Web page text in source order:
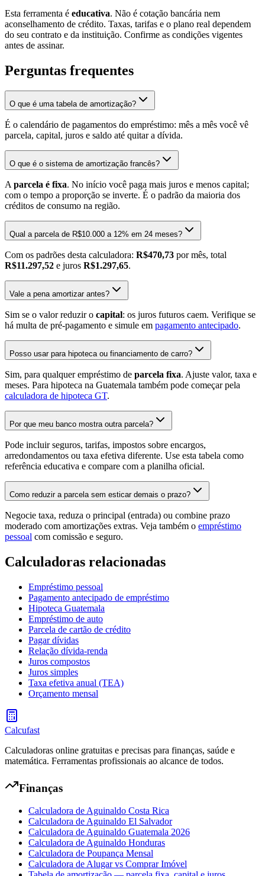
Esta ferramenta é educativa. Não é cotação bancária nem
aconselhamento de crédito. Taxas, tarifas e o plano real dependem
do seu contrato e da instituição. Confirme as condições vigentes
antes de assinar.
Perguntas frequentes
O que é uma tabela de amortização?
É o calendário de pagamentos do empréstimo: mês a mês você vê
parcela, capital, juros e saldo até quitar a dívida.
O que é o sistema de amortização francês?
A parcela é fixa. No início você paga mais juros e menos capital;
com o tempo a proporção se inverte. É o padrão da maioria dos
créditos de consumo na região.
Qual a parcela de R$10.000 a 12% em 24 meses?
Com os padrões desta calculadora: R$470,73 por mês, total
R$11.297,52 e juros R$1.297,65.
Vale a pena amortizar antes?
Sim se o valor reduzir o capital: os juros futuros caem. Verifique se
há multa de pré-pagamento e simule em pagamento antecipado.
Posso usar para hipoteca ou financiamento de carro?
Sim, para qualquer empréstimo de parcela fixa. Ajuste valor, taxa e
meses. Para hipoteca na Guatemala também pode começar pela
calculadora de hipoteca GT.
Por que meu banco mostra outra parcela?
Pode incluir seguros, tarifas, impostos sobre encargos,
arredondamentos ou taxa efetiva diferente. Use esta tabela como
referência educativa e compare com a planilha oficial.
Como reduzir a parcela sem esticar demais o prazo?
Negocie taxa, reduza o principal (entrada) ou combine prazo
moderado com amortizações extras. Veja também o empréstimo
pessoal com comissão e seguro.
Calculadoras relacionadas
Empréstimo pessoal
Pagamento antecipado de empréstimo
Hipoteca Guatemala
Empréstimo de auto
Parcela de cartão de crédito
Pagar dívidas
Relação dívida-renda
Juros compostos
Juros simples
Taxa efetiva anual (TEA)
Orçamento mensal
Calcufast
Calculadoras online gratuitas e precisas para finanças, saúde e
matemática. Ferramentas profissionais ao alcance de todos.
Finanças
Calculadora de Aguinaldo Costa Rica
Calculadora de Aguinaldo El Salvador
Calculadora de Aguinaldo Guatemala 2026
Calculadora de Aguinaldo Honduras
Calculadora de Poupança Mensal
Calculadora de Alugar vs Comprar Imóvel